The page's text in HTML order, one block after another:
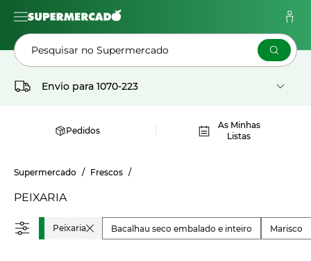
Pesquisar no Supermercado
Envio para 1070-223
Pedidos
As Minhas
Listas
Supermercado Frescos
PEIXARIA
Peixaria Bacalhau seco embalado e inteiro Marisco